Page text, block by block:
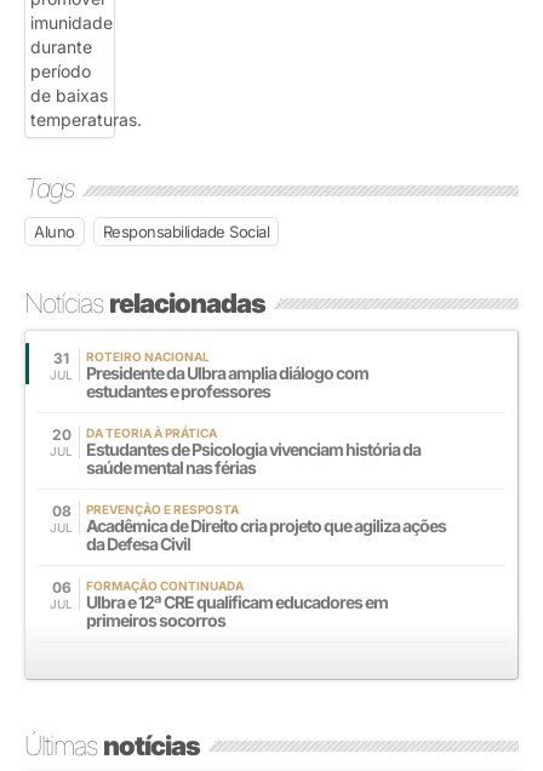
Tags
Aluno Responsabilidade Social
Notíciasrelacionadas
31
JUL
ROTEIRO NACIONAL
Presidente da Ulbra amplia diálogo com
estudantes e professores
20
JUL
DA TEORIA À PRÁTICA
Estudantes de Psicologia vivenciam história da
saúde mental nas férias
08
JUL
PREVENÇÃO E RESPOSTA
Acadêmica de Direito cria projeto que agiliza ações
da Defesa Civil
06
JUL
FORMAÇÃO CONTINUADA
Ulbra e 12ª CRE qualificam educadores em
primeiros socorros
Últimasnotícias